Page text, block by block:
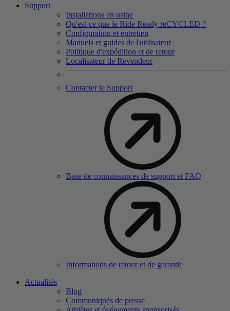
Support
Installations en usine
Qu'est-ce que le Ride Ready reCYCLED ?
Configuration et entretien
Manuels et guides de l'utilisateur
Politique d'expédition et de retour
Localisateur de Revendeur
Contacter le Support
Base de connaissances de support et FAQ
Informations de retour et de garantie
Actualités
Blog
Communiqués de presse